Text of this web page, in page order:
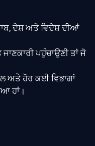
ਦੇਸ਼ ਅਤੇ ਵਿਦੇਸ਼ ਦੀਆਂ
ਪਹੁੰਚਾਉਣੀ ਤਾਂ ਜੋ
ਅਤੇ ਹੋਰ ਕਈ ਵਿਭਾਗਾਂ
ਹਾਂ।